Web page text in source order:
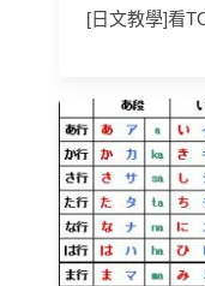
[日文教學]看